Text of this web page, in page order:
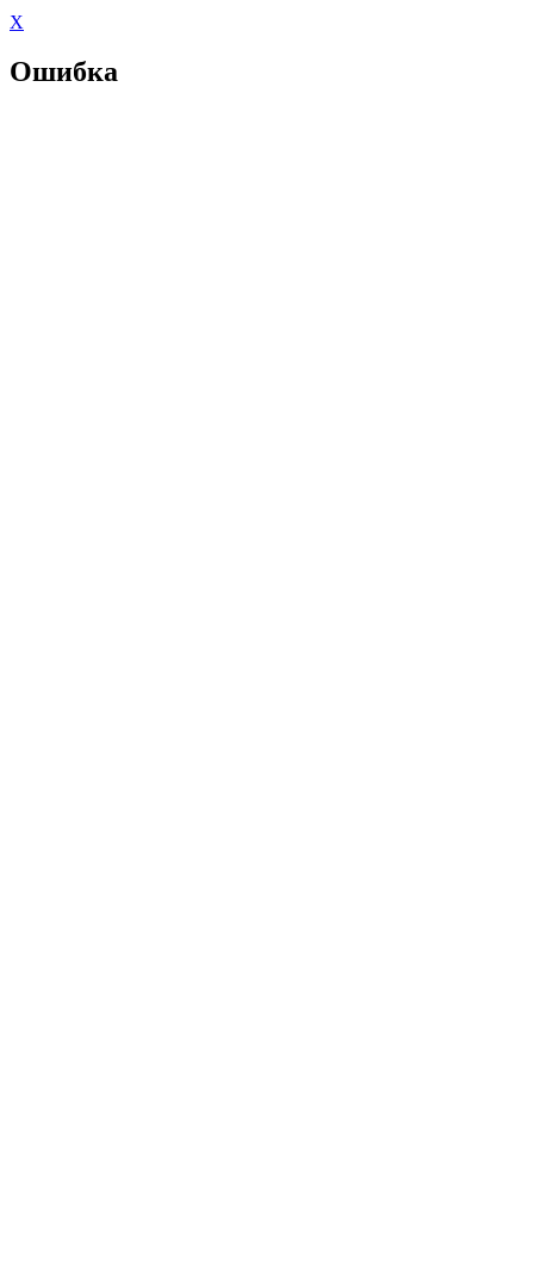
X
Ошибка